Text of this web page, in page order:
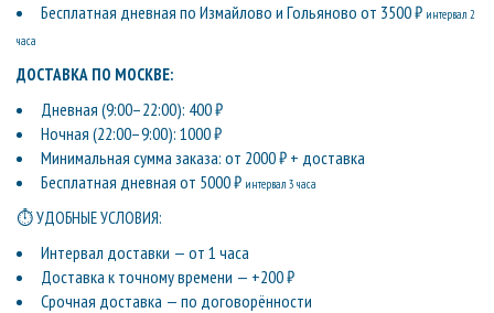
Бесплатная дневная по Измайлово и Гольяново от 3500 ₽ интервал 2
часа
ДОСТАВКА ПО МОСКВЕ:
Дневная (9:00–22:00): 400 ₽
Ночная (22:00–9:00): 1000 ₽
Минимальная сумма заказа: от 2000 ₽ + доставка
Бесплатная дневная от 5000 ₽ интервал 3 часа
⏱ УДОБНЫЕ УСЛОВИЯ:
Интервал доставки — от 1 часа
Доставка к точному времени — +200 ₽
Срочная доставка — по договорённости